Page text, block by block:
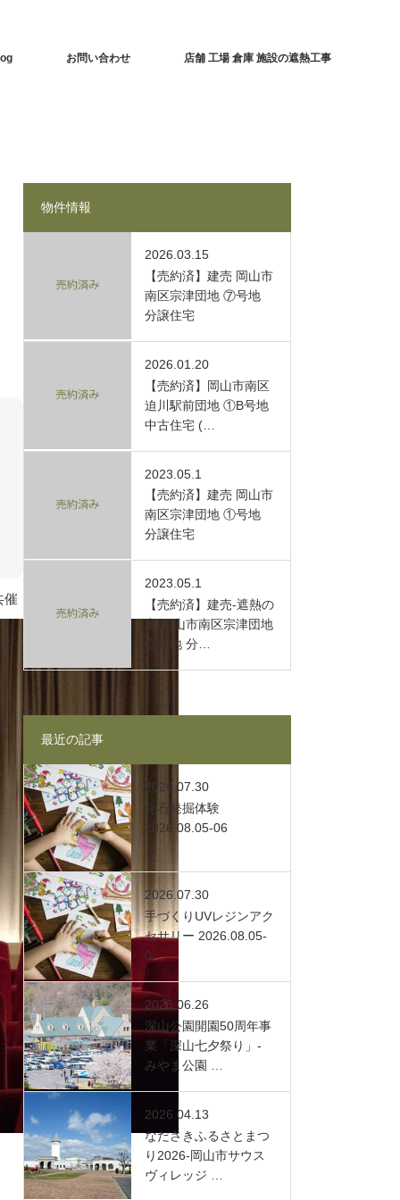
お問い合わせ 店舗 工場 倉庫 施設の遮熱工事
催
物件情報
2026.03.15
【売約済】建売 岡山市
南区宗津団地 ⑦号地
分譲住宅
2026.01.20
【売約済】岡山市南区
迫川駅前団地 ①B号地
中古住宅 (…
2023.05.1
【売約済】建売 岡山市
南区宗津団地 ①号地
分譲住宅
2023.05.1
【売約済】建売-遮熱の
家 岡山市南区宗津団地
②号地 分…
最近の記事
2026.07.30
化石発掘体験
2026.08.05-06
2026.07.30
手づくりUVレジンアク
セサリー 2026.08.05-
0…
2026.06.26
深山公園開園50周年事
業「深山七夕祭り」-
みやま公園 …
2026.04.13
なださきふるさとまつ
り2026-岡山市サウス
ヴィレッジ …